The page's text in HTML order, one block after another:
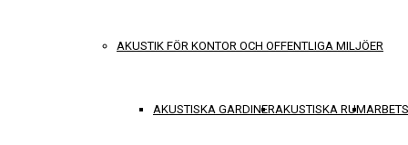
AKUSTIK FÖR KONTOR OCH OFFENTLIGA MILJÖER
AKUSTISKA GARDINERAKUSTISKA RUM